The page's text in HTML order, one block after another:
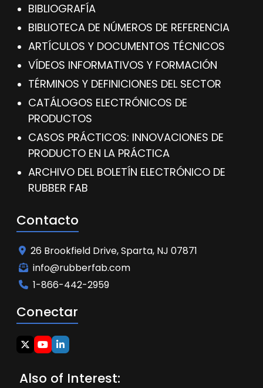
BIBLIOGRAFÍA
BIBLIOTECA DE NÚMEROS DE REFERENCIA
ARTÍCULOS Y DOCUMENTOS TÉCNICOS
VÍDEOS INFORMATIVOS Y FORMACIÓN
TÉRMINOS Y DEFINICIONES DEL SECTOR
CATÁLOGOS ELECTRÓNICOS DE
PRODUCTOS
CASOS PRÁCTICOS: INNOVACIONES DE
PRODUCTO EN LA PRÁCTICA
ARCHIVO DEL BOLETÍN ELECTRÓNICO DE
RUBBER FAB
Contacto
26 Brookfield Drive, Sparta, NJ 07871
info@rubberfab.com
1-866-442-2959
Conectar
Also of Interest: